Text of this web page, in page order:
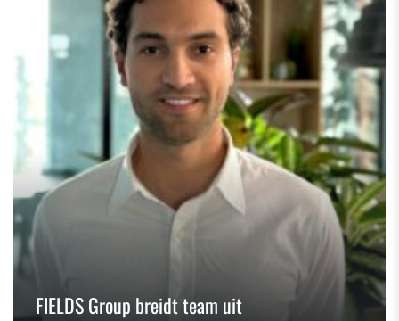
FIELDS Group breidt team uit